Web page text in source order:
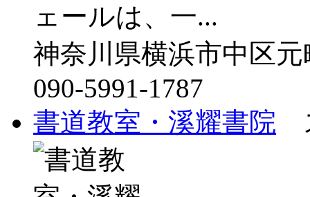
ェールは、一...
神奈川県横浜市中区元
090-5991-1787
書道教室・溪耀書院